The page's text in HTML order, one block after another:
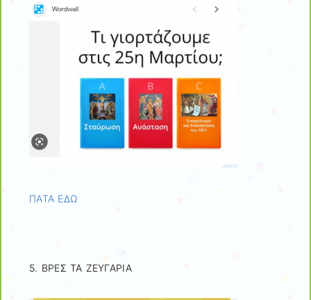
ΠΑΤΑ ΕΔΩ
5. ΒΡΕΣ ΤΑ ΖΕΥΓΑΡΙΑ